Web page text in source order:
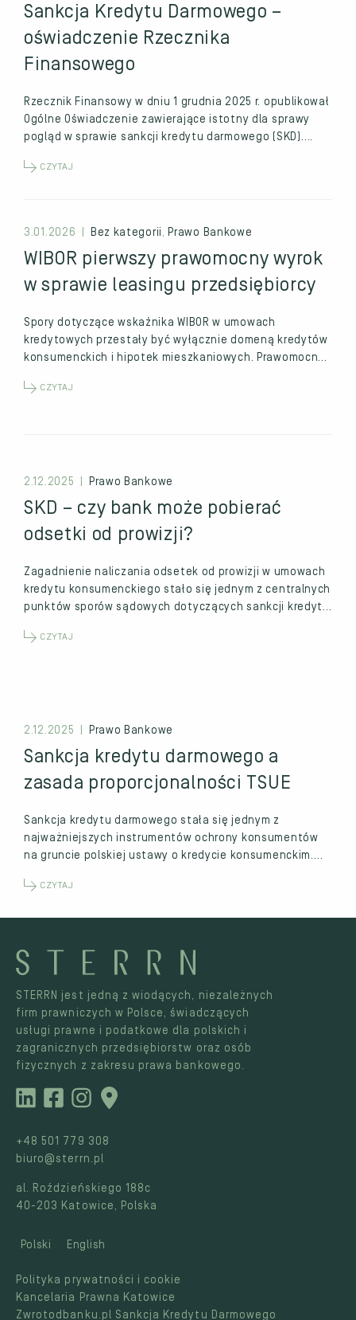
Sankcja Kredytu Darmowego –
oświadczenie Rzecznika
Finansowego
Rzecznik Finansowy w dniu 1 grudnia 2025 r. opublikował
Ogólne Oświadczenie zawierające istotny dla sprawy
pogląd w sprawie sankcji kredytu darmowego (SKD)….
CZYTAJ
3.01.2026 | Bez kategorii, Prawo Bankowe
WIBOR pierwszy prawomocny wyrok
w sprawie leasingu przedsiębiorcy
Spory dotyczące wskaźnika WIBOR w umowach
kredytowych przestały być wyłącznie domeną kredytów
konsumenckich i hipotek mieszkaniowych. Prawomocny
CZYTAJ
2.12.2025 | Prawo Bankowe
SKD – czy bank może pobierać
odsetki od prowizji?
Zagadnienie naliczania odsetek od prowizji w umowach
kredytu konsumenckiego stało się jednym z centralnych
punktów sporów sądowych dotyczących sankcji kredytu
CZYTAJ
2.12.2025 | Prawo Bankowe
Sankcja kredytu darmowego a
zasada proporcjonalności TSUE
Sankcja kredytu darmowego stała się jednym z
najważniejszych instrumentów ochrony konsumentów
na gruncie polskiej ustawy o kredycie konsumenckim.
CZYTAJ
STERRN jest jedną z wiodących, niezależnych
firm prawniczych w Polsce, świadczących
usługi prawne i podatkowe dla polskich i
zagranicznych przedsiębiorstw oraz osób
fizycznych z zakresu prawa bankowego.
+48 501 779 308
biuro@sterrn.pl
al. Roździeńskiego 188c
40-203 Katowice, Polska
Polski English
Polityka prywatności i cookie
Kancelaria Prawna Katowice
Zwrotodbanku.pl Sankcja Kredytu Darmowego